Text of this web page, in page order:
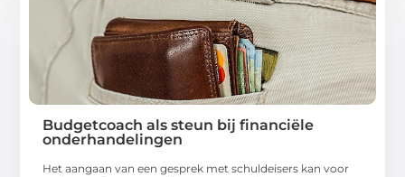
Budgetcoach als steun bij financiële
onderhandelingen
Het aangaan van een gesprek met schuldeisers kan voor